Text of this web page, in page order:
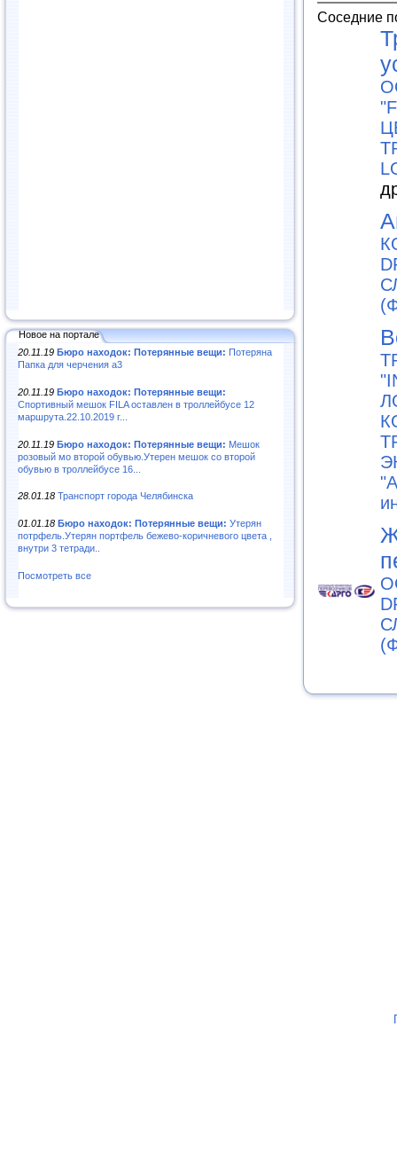
Новое на портале
20.11.19 Бюро находок: Потерянные вещи: Потеряна
Папка для черчения а3
20.11.19 Бюро находок: Потерянные вещи:
Спортивный мешок FILA оставлен в троллейбусе 12
маршрута.22.10.2019 г...
20.11.19 Бюро находок: Потерянные вещи: Мешок
розовый мо второй обувью.Утерен мешок со второй
обувью в троллейбусе 16...
28.01.18 Транспорт города Челябинска
01.01.18 Бюро находок: Потерянные вещи: Утерян
потрфель.Утерян портфель бежево-коричневого цвета ,
внутри 3 тетради..
Посмотреть все
Соседние